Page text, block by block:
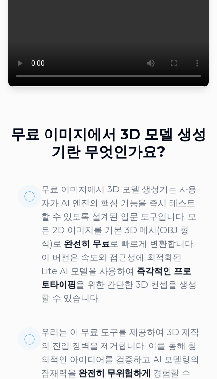
무료 이미지에서 3D 모델 생성
기란 무엇인가요?
무료 이미지에서 3D 모델 생성기는 사용
자가 AI 엔진의 핵심 기능을 즉시 테스트
할 수 있도록 설계된 입문 도구입니다. 모
든 2D 이미지를 기본 3D 메시(OBJ 형
식)로 완전히 무료로 빠르게 변환합니다.
이 버전은 속도와 접근성에 최적화된
Lite AI 모델을 사용하여 즉각적인 프로
토타이핑을 위한 간단한 3D 컨셉을 생성
할 수 있습니다.
우리는 이 무료 도구를 제공하여 3D 제작
의 진입 장벽을 제거합니다. 이를 통해 창
의적인 아이디어를 검증하고 AI 모델링의
잠재력을 완전히 무위험하게 경험할 수